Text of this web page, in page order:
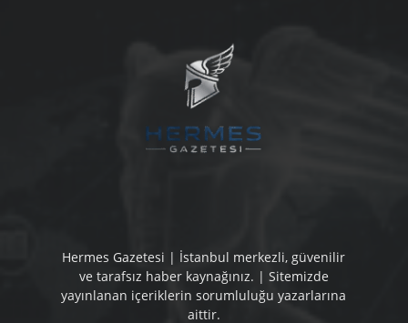
Hermes Gazetesi | İstanbul merkezli, güvenilir
ve tarafsız haber kaynağınız. | Sitemizde
yayınlanan içeriklerin sorumluluğu yazarlarına
aittir.